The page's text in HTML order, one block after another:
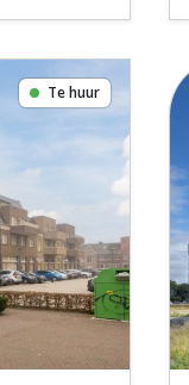
Te huur